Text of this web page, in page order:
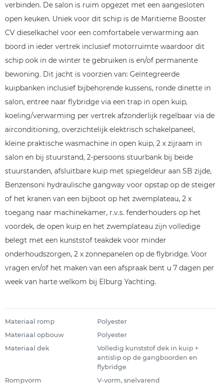
verbinden. De salon is ruim opgezet met een aangesloten
open keuken. Uniek voor dit schip is de Maritieme Booster
CV dieselkachel voor een comfortabele verwarming aan
boord in ieder vertrek inclusief motorruimte waardoor dit
schip ook in de winter te gebruiken is en/of permanente
bewoning. Dit jacht is voorzien van: Geïntegreerde
kuipbanken inclusief bijbehorende kussens, ronde dinette in
salon, entree naar flybridge via een trap in open kuip,
koeling/verwarming per vertrek afzonderlijk regelbaar via de
airconditioning, overzichtelijk elektrisch schakelpaneel,
kleine praktische wasmachine in open kuip, 2 x zijraam in
salon en bij stuurstand, 2-persoons stuurbank bij beide
stuurstanden, afsluitbare kuip met spiegeldeur aan SB zijde,
Benzensoni hydraulische gangway voor opstap op de steiger
of het kranen van een bijboot op het zwemplateau, 2 x
toegang naar machinekamer, r.v.s. fenderhouders op het
voordek, de open kuip en het zwemplateau zijn volledige
belegt met een kunststof teakdek voor minder
onderhoudszorgen, 2 x zonnepanelen op de flybridge. Voor
vragen en/of het maken van een afspraak bent u 7 dagen per
week van harte welkom bij Elburg Yachting.
Materiaal romp
Polyester
Materiaal opbouw
Polyester
Materiaal dek
Volledig kunststof dek in kuip +
antislip op de gangboorden en
flybridge
Rompvorm
V-vorm, snelvarend